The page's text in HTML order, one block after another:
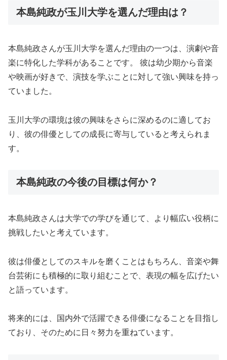
本島純政が玉川大学を選んだ理由は？
本島純政さんが玉川大学を選んだ理由の一つは、演劇や音
楽に特化した学科があることです。 彼は幼少期から音楽
や映画が好きで、演技を学ぶことに対して強い興味を持っ
ていました。
玉川大学の環境は彼の興味をさらに深めるのに適してお
り、彼の俳優としての成長に寄与していると考えられま
す。
本島純政の今後の目標は何か？
本島純政さんは大学での学びを通じて、より幅広い役柄に
挑戦したいと考えています。
彼は俳優としてのスキルを磨くことはもちろん、音楽や舞
台芸術にも積極的に取り組むことで、表現の幅を広げたい
と語っています。
将来的には、国内外で活躍できる俳優になることを目指し
ており、そのために日々努力を重ねています。